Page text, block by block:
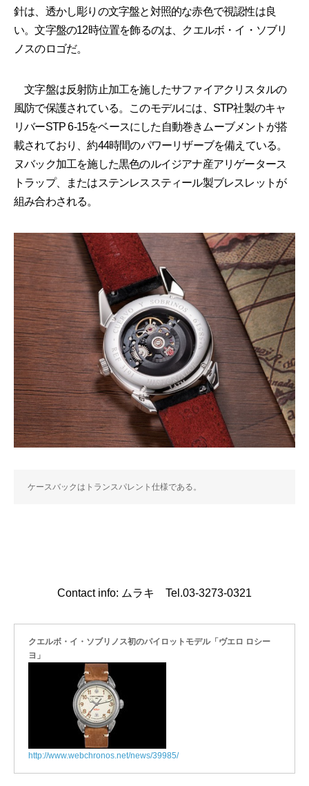
針は、透かし彫りの文字盤と対照的な赤色で視認性は良
い。文字盤の12時位置を飾るのは、クエルボ・イ・ソブリ
ノスのロゴだ。
文字盤は反射防止加工を施したサファイアクリスタルの
風防で保護されている。このモデルには、STP社製のキャ
リバーSTP 6-15をベースにした自動巻きムーブメントが搭
載されており、約44時間のパワーリザーブを備えている。
ヌバック加工を施した黒色のルイジアナ産アリゲータース
トラップ、またはステンレススティール製ブレスレットが
組み合わされる。
ケースバックはトランスパレント仕様である。
Contact info: ムラキ Tel.03-3273-0321
クエルボ・イ・ソブリノス初のパイロットモデル「ヴエロ ロシー
ヨ」
http://www.webchronos.net/news/39985/